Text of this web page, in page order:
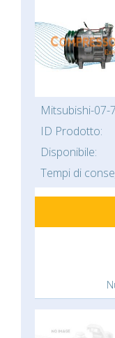
Mitsubishi-07-
ID Prodotto:
Disponibile:
Tempi di